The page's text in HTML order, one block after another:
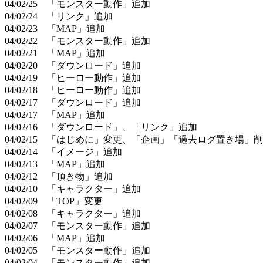
04/02/25 「モンスター動作」追加
04/02/24 「リンク」追加
04/02/23 「MAP」追加
04/02/22 「モンスター動作」追加
04/02/21 「MAP」追加
04/02/20 「ダウンロード」追加
04/02/19 「ヒーロー動作」追加
04/02/18 「ヒーロー動作」追加
04/02/17 「ダウンロード」追加
04/02/17 「MAP」追加
04/02/16 「ダウンロード」、「リンク」追加
04/02/15 「はじめに」変更、「企画」「過去ログ置き場」
04/02/14 「イメージ」追加
04/02/13 「MAP」追加
04/02/12 「頂き物」追加
04/02/10 「キャラクター」追加
04/02/09 「TOP」変更
04/02/08 「キャラクター」追加
04/02/07 「モンスター動作」追加
04/02/06 「MAP」追加
04/02/05 「モンスター動作」追加